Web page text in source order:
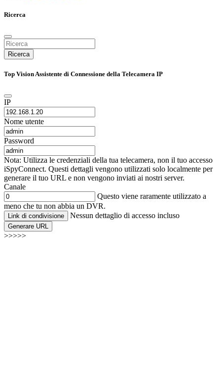
Ricerca
Ricerca
Top Vision Assistente di Connessione della Telecamera IP
IP
Nome utente
Password
Nota: Utilizza le credenziali della tua telecamera, non il tuo accesso
iSpyConnect. Questi dettagli vengono utilizzati solo localmente per
generare il tuo URL e non vengono inviati ai nostri server.
Canale
Questo viene raramente utilizzato a
meno che tu non abbia un DVR.
Link di condivisione Nessun dettaglio di accesso incluso
Generare URL
>>>>>